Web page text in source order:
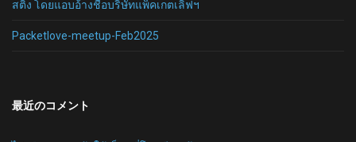
สติ้ง โดยแอบอ้างชื่อบริษัทแพ็คเกตเลิฟฯ
Packetlove-meetup-Feb2025
最近のコメント